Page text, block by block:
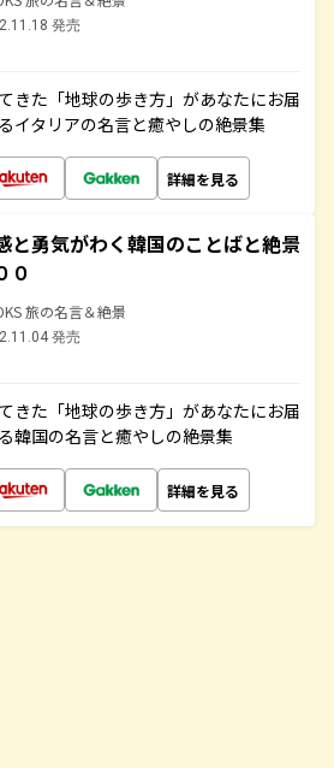
発売
きた「地球の歩き方」があなたにお届
イタリアの名言と癒やしの絶景集
詳細を見る
と勇気がわく韓国のことばと絶景
０
旅の名言＆絶景
発売
きた「地球の歩き方」があなたにお届
韓国の名言と癒やしの絶景集
詳細を見る